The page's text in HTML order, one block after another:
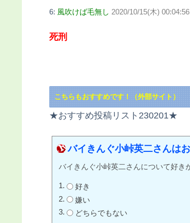
6: 風吹けば毛無し 2020/10/15(木)
死刑
こちらもおすすめです！（外部サイト）
★おすすめ投稿リスト230201★
バイきんぐ小峠英二さんは
バイきんぐ小峠英二さんについて好き
好き
嫌い
どちらでもない